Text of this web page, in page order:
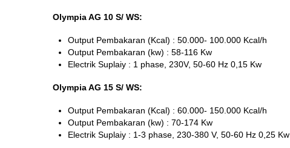
Olympia AG 10 S/ WS:
Output Pembakaran (Kcal) : 50.000- 100.000 Kcal/h
Output Pembakaran (kw) : 58-116 Kw
Electrik Suplaiy : 1 phase, 230V, 50-60 Hz 0,15 Kw
Olympia AG 15 S/ WS:
Output Pembakaran (Kcal) : 60.000- 150.000 Kcal/h
Output Pembakaran (kw) : 70-174 Kw
Electrik Suplaiy : 1-3 phase, 230-380 V, 50-60 Hz 0,25 Kw